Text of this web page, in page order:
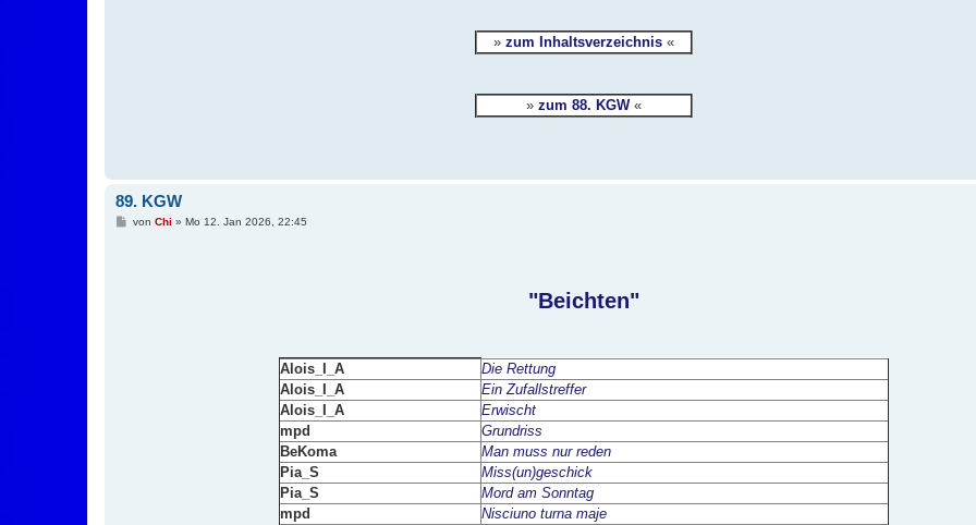
»zum Inhaltsverzeichnis «
»zum 88. KGW«
89. KGW
Bvon Chi » Mo 12. Jan 2026, 22:45
"Beichten"
Alois_I_A
Die Rettung
Alois_I_A
Ein Zufallstreffer
Alois_I_A
Erwischt
mpd
Grundriss
BeKoma
Man muss nur reden
Pia_S
Miss(un)geschick
Pia_S
Mord am Sonntag
mpd
Nisciuno turna maje